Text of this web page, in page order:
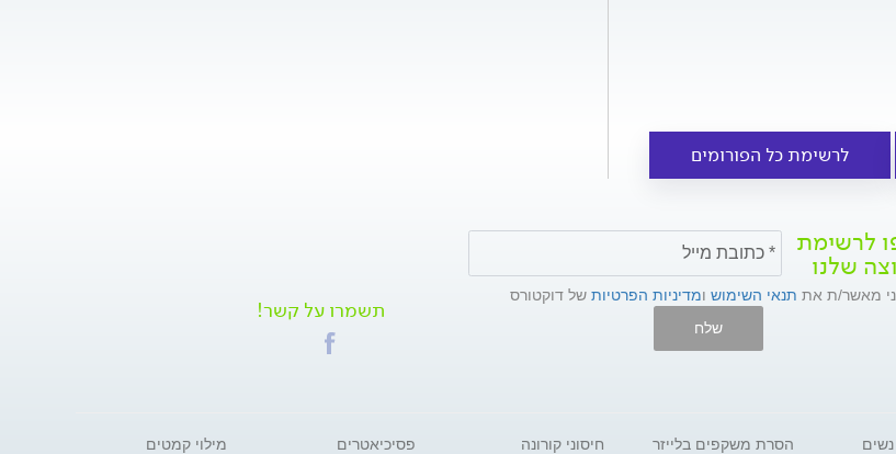
לרשימת כל הפורומים
לרשימת
שלנו
מאשר/ת את תנאי השימוש ומדיניות הפרטיות של דוקטורס
שלח
תשמרו על קשר!
הסרת משקפים בלייזר
חיסוני קורונה פסיכיאטרים מילוי קמטים